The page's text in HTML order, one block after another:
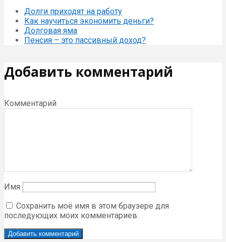
Долги приходят на работу
Как научиться экономить деньги?
Долговая яма
Пенсия – это пассивный доход?
Добавить комментарий
Комментарий
Имя
Сохранить моё имя в этом браузере для
последующих моих комментариев.